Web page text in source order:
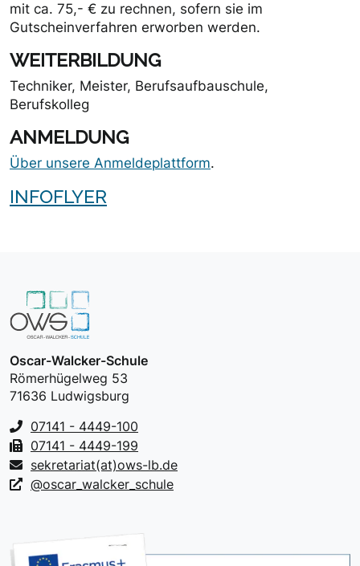
mit ca. 75,- € zu rechnen, sofern sie im
Gutscheinverfahren erworben werden.
WEITERBILDUNG
Techniker, Meister, Berufsaufbauschule,
Berufskolleg
ANMELDUNG
Über unsere Anmeldeplattform.
INFOFLYER
Oscar-Walcker-Schule
Römerhügelweg 53
71636 Ludwigsburg
07141 - 4449-100
07141 - 4449-199
sekretariat(at)ows-lb.de
@oscar_walcker_schule